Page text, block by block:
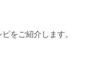
をご紹介します。